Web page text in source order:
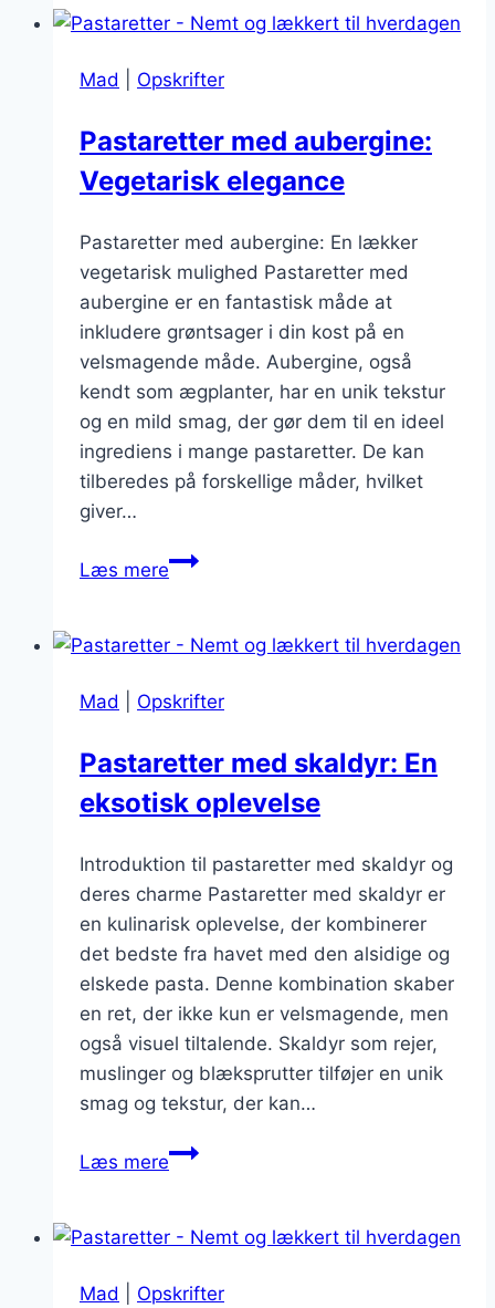
En
overraskelse
Mad Opskrifter
Pastaretter med aubergine:
Vegetarisk elegance
Pastaretter med aubergine: En lækker
vegetarisk mulighed Pastaretter med
aubergine er en fantastisk måde at
inkludere grøntsager i din kost på en
velsmagende måde. Aubergine, også
kendt som ægplanter, har en unik tekstur
og en mild smag, der gør dem til en ideel
ingrediens i mange pastaretter. De kan
tilberedes på forskellige måder, hvilket
giver…
Læs merePastaretter
Vegetarisk
Mad
Opskrifter
Pastaretter med skaldyr: En
eksotisk oplevelse
Introduktion til pastaretter med skaldyr og
deres charme Pastaretter med skaldyr er
en kulinarisk oplevelse, der kombinerer
det bedste fra havet med den alsidige og
elskede pasta. Denne kombination skaber
en ret, der ikke kun er velsmagende, men
også visuel tiltalende. Skaldyr som rejer,
muslinger og blæksprutter tilføjer en unik
smag og tekstur, der kan…
Læs merePastaretter
En
oplevelse
Mad Opskrifter